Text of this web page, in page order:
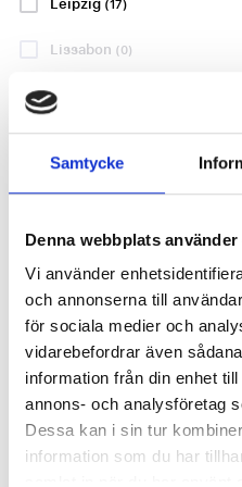
Samtycke
Denna webbplats
Vi använder
och annonserna till
för sociala medier och
vidarebefordrar även
information från din enhet
annons- och analysföretag
Dessa kan i sin tur
information som du har
(17)
Lissabon (0)
Liverpool
London
Lyon(0)
Madrid(57)
Manchester(0)
Milano(0)
München(17)
Neapel(0)
Nice(0)
RCD Espanyol
- Real Madrid
lördag 22 aug.21:30
BEKRÄFTAT DATUM
RCDE Stadium,
Barcelona
3928 SEK
P.P. FRÅN
8426 SEK